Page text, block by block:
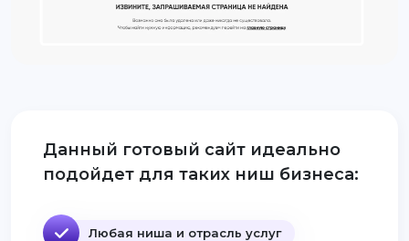
Данный готовый сайт идеально
подойдет для таких ниш бизнеса:
Любая ниша и отрасль услуг